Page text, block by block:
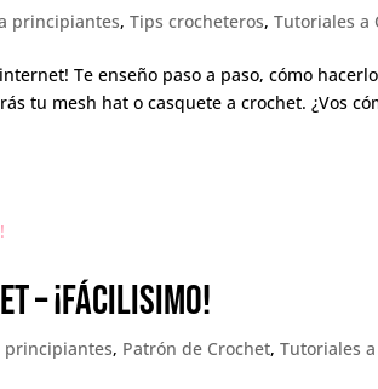
principiantes,Tips crocheteros,Tutoriales a
Te enseño paso a paso, cómo
tu mesh hat o casquete a crochet. ¿Vos
¡FÁCILISIMO!
principiantes, Patrón de Crochet,Tutoriales